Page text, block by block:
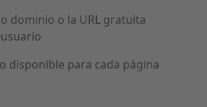
dominio o la URL gratuita
disponible para cada página